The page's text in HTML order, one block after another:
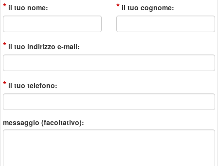
* il tuo nome: * il tuo cognome:
* il tuo indirizzo e-mail:
* il tuo telefono:
messaggio (facoltativo):